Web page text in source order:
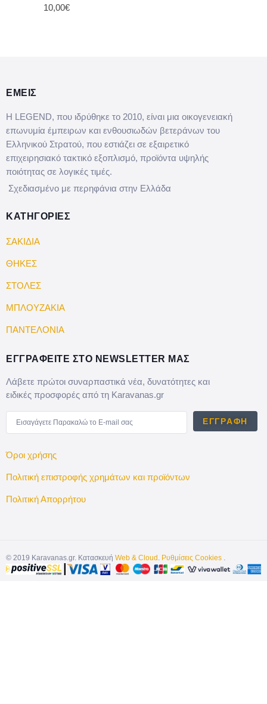
10,00€
ΕΜΕΙΣ
Η LEGEND, που ιδρύθηκε το 2010, είναι μια οικογενειακή
επωνυμία έμπειρων και ενθουσιωδών βετεράνων του
Ελληνικού Στρατού, που εστιάζει σε εξαιρετικό
επιχειρησιακό τακτικό εξοπλισμό, προϊόντα υψηλής
ποιότητας σε λογικές τιμές.
Σχεδιασμένο με περηφάνια στην Ελλάδα
ΚΑΤΗΓΟΡΙΕΣ
ΣΑΚΙΔΙΑ
ΘΗΚΕΣ
ΣΤΟΛΕΣ
ΜΠΛΟΥΖΑΚΙΑ
ΠΑΝΤΕΛΟΝΙΑ
ΕΓΓΡΑΦΕΙΤΕ ΣΤΟ NEWSLETTER ΜΑΣ
Λάβετε πρώτοι συναρπαστικά νέα, δυνατότητες και
ειδικές προσφορές από τη Karavanas.gr
ΕΓΓΡΑΦΉ
Όροι χρήσης
Πολιτική επιστροφής χρημάτων και προϊόντων
Πολιτική Απορρήτου
© 2019 Karavanas.gr. Κατασκευή Web & Cloud . Ρυθμίσεις Cookies .